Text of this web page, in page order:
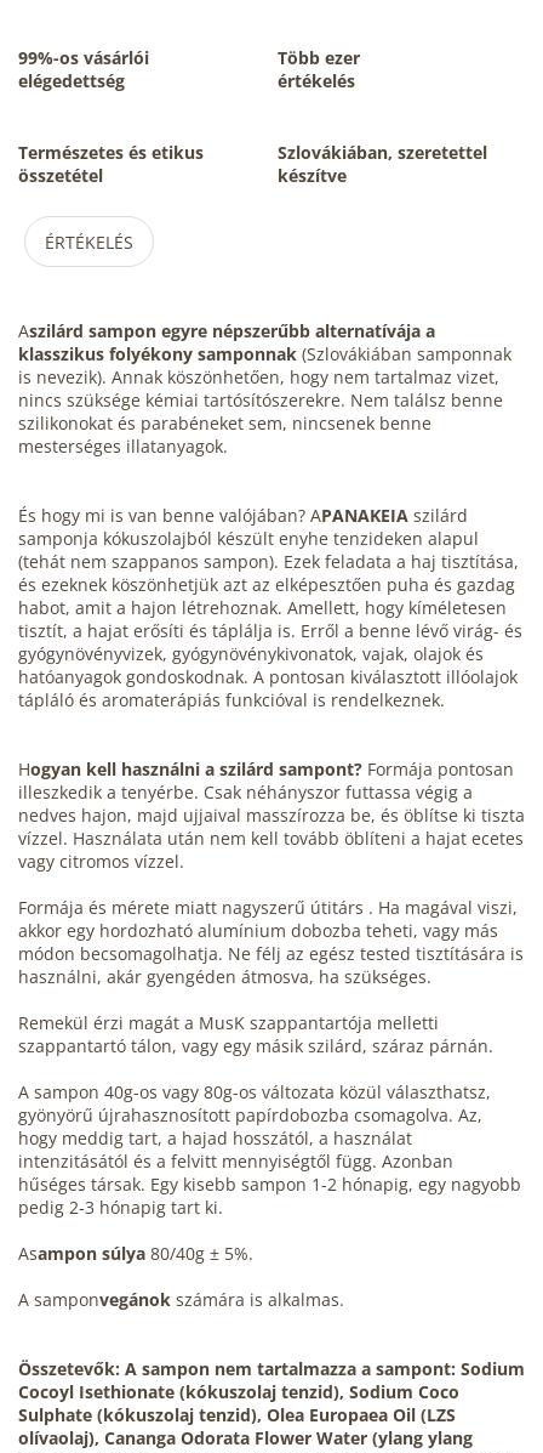
99%-os vásárlói
elégedettség
Több ezer
értékelés
Természetes és etikus
összetétel
Szlovákiában, szeretettel
készítve
ÉRTÉKELÉS
Aszilárd sampon egyre népszerűbb alternatívája a
klasszikus folyékony samponnak (Szlovákiában samponnak
is nevezik). Annak köszönhetően, hogy nem tartalmaz vizet,
nincs szüksége kémiai tartósítószerekre. Nem találsz benne
szilikonokat és parabéneket sem, nincsenek benne
mesterséges illatanyagok.
És hogy mi is van benne valójában? APANAKEIA szilárd
samponja kókuszolajból készült enyhe tenzideken alapul
(tehát nem szappanos sampon). Ezek feladata a haj tisztítása,
és ezeknek köszönhetjük azt az elképesztően puha és gazdag
habot, amit a hajon létrehoznak. Amellett, hogy kíméletesen
tisztít, a hajat erősíti és táplálja is. Erről a benne lévő virág- és
gyógynövényvizek, gyógynövénykivonatok, vajak, olajok és
hatóanyagok gondoskodnak. A pontosan kiválasztott illóolajok
tápláló és aromaterápiás funkcióval is rendelkeznek.
Hogyan kell használni a szilárd sampont? Formája pontosan
illeszkedik a tenyérbe. Csak néhányszor futtassa végig a
nedves hajon, majd ujjaival masszírozza be, és öblítse ki tiszta
vízzel. Használata után nem kell tovább öblíteni a hajat ecetes
vagy citromos vízzel.
Formája és mérete miatt nagyszerű útitárs . Ha magával viszi,
akkor egy hordozható alumínium dobozba teheti, vagy más
módon becsomagolhatja. Ne félj az egész tested tisztítására is
használni, akár gyengéden átmosva, ha szükséges.
Remekül érzi magát a MusK szappantartója melletti
szappantartó tálon, vagy egy másik szilárd, száraz párnán.
A sampon 40g-os vagy 80g-os változata közül választhatsz,
gyönyörű újrahasznosított papírdobozba csomagolva. Az,
hogy meddig tart, a hajad hosszától, a használat
intenzitásától és a felvitt mennyiségtől függ. Azonban
hűséges társak. Egy kisebb sampon 1-2 hónapig, egy nagyobb
pedig 2-3 hónapig tart ki.
Asampon súlya 80/40g ± 5%.
A samponvegánok számára is alkalmas.
Összetevők: A sampon nem tartalmazza a sampont: Sodium
Cocoyl Isethionate (kókuszolaj tenzid), Sodium Coco
Sulphate (kókuszolaj tenzid), Olea Europaea Oil (LZS
olívaolaj), Cananga Odorata Flower Water (ylang ylang